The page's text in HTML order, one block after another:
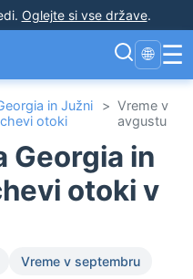
. Oglejte si vse države.
🌐 ☰
in Južni
otoki
> Vreme v
avgustu
Georgia in
otoki v
Vreme v septembru